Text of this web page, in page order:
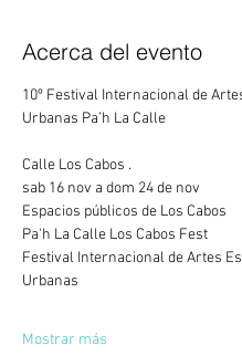
Acerca del evento
10º Festival Internacional de
Urbanas Pa’h La Calle
Calle Los Cabos .
sab 16 nov a dom 24 de nov
Espacios públicos de Los Cabos
Pa'h La Calle Los Cabos Fest
Festival Internacional de Artes
Urbanas
Mostrar más